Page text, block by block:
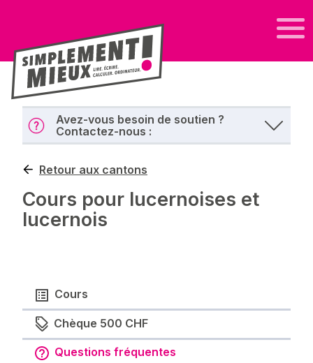
Avez-vous besoin de soutien ?
Contactez-nous :
Retour aux cantons
Cours pour lucernoises et
lucernois
Cours
Chèque 500 CHF
Questions fréquentes